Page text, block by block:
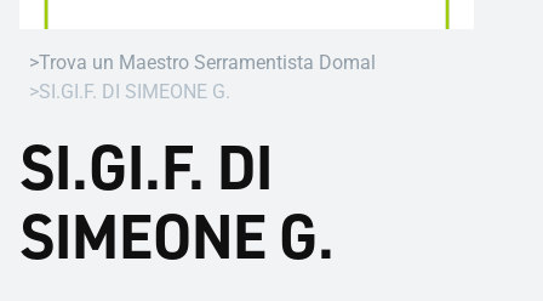
Trova un Maestro Serramentista Domal
SI.GI.F. DI SIMEONE G.
SI.GI.F. DI
SIMEONE G.